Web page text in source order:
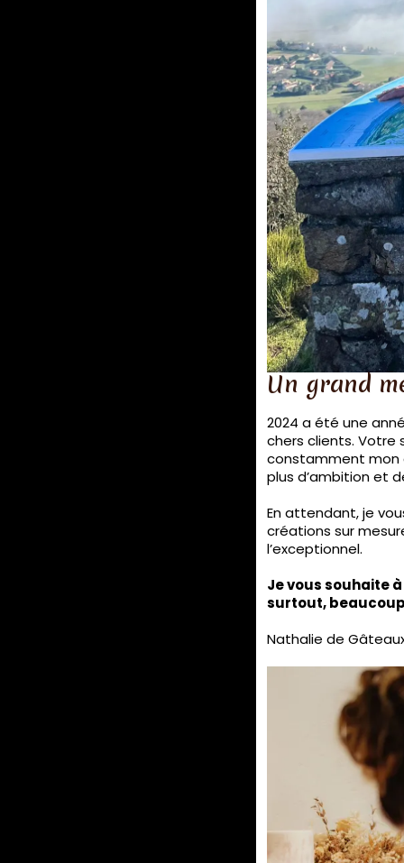
Un grand
2024 a été une
chers clients.
constamment mon
plus d’ambition et
En attendant, je
créations sur
l’exceptionnel.
Je vous souhaite
surtout,
Nathalie de